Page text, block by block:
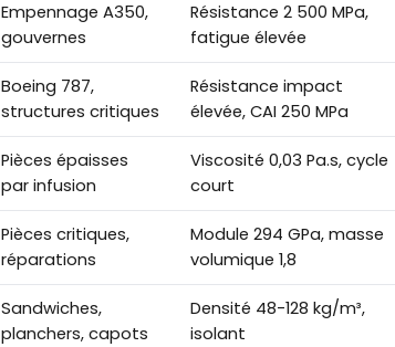
Empennage A350,
gouvernes
Résistance 2 500 MPa,
fatigue élevée
Boeing 787,
structures critiques
Résistance impact
élevée, CAI 250 MPa
Pièces épaisses
par infusion
Viscosité 0,03 Pa.s, cycle
court
Pièces critiques,
réparations
Module 294 GPa, masse
volumique 1,8
Sandwiches,
planchers, capots
Densité 48-128 kg/m³,
isolant